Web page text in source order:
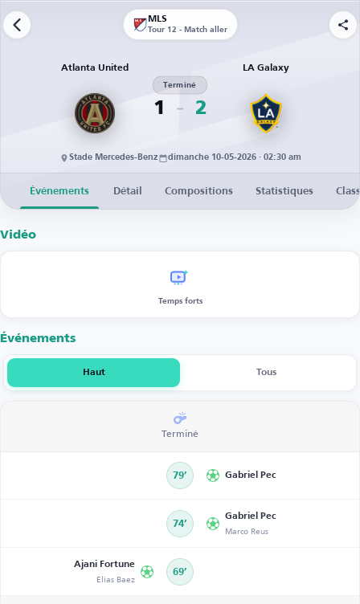
MLS
Tour 12 - Match aller
Atlanta United
1
Terminé
2
LA Galaxy
Stade Mercedes-Benz dimanche 10-05-2026 · 02:30 am
Événements Détail Compositions Statistiques
Vidéo
Temps forts
Événements
Haut Tous
Terminé
79’ Gabriel Pec
74’
Gabriel Pec
Marco Reus
Ajani Fortune
Elias Baez 69’